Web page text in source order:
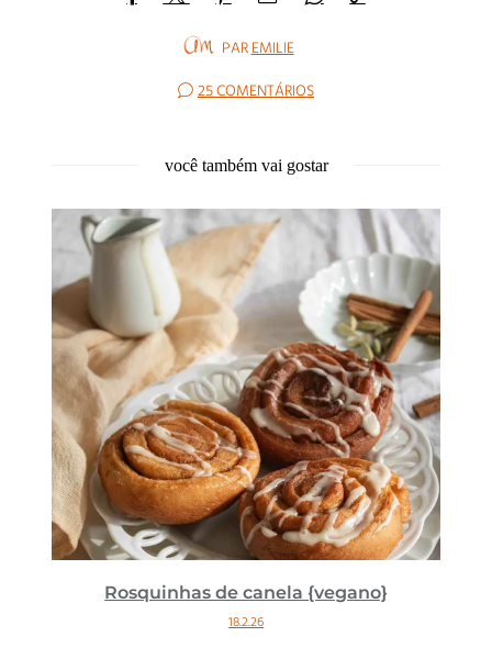
PAREMILIE
25 COMENTÁRIOS
você também vai gostar
Rosquinhas de canela {vegano}
18.2.26